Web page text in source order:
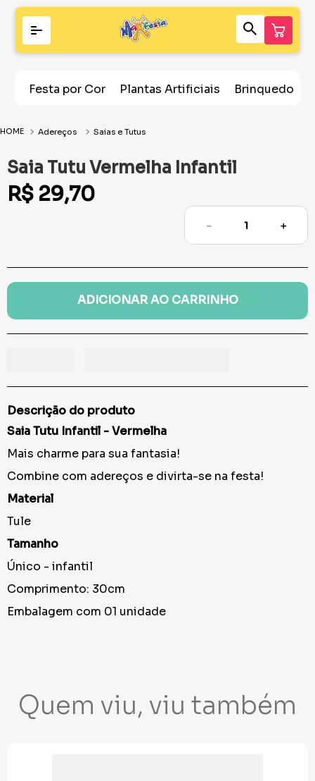
Festa por Cor Plantas Artificiais Brinquedos
Adereços Saias e Tutus
Saia Tutu Vermelha Infantil
R$ 29,70
＋
－
ADICIONAR AO CARRINHO
Descrição do produto
Saia Tutu Infantil - Vermelha
Mais charme para sua fantasia!
Combine com adereços e divirta-se na festa!
Material
Tule
Tamanho
Único - infantil
Comprimento: 30cm
Embalagem com 01 unidade
Quem viu, viu também